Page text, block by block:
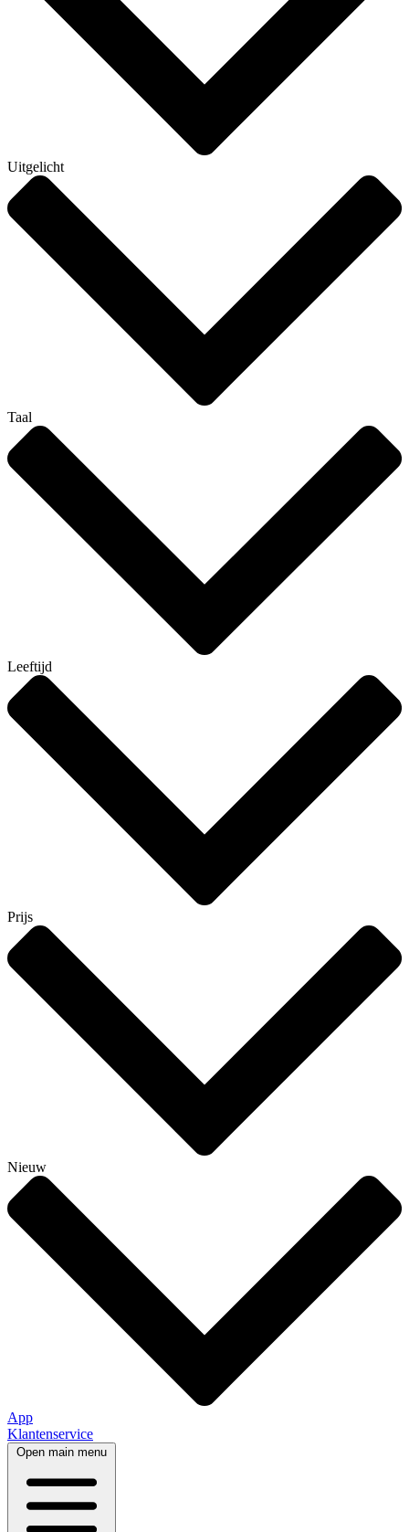
Uitgelicht
Taal
Leeftijd
Prijs
Nieuw
App
Klantenservice
Open main menu